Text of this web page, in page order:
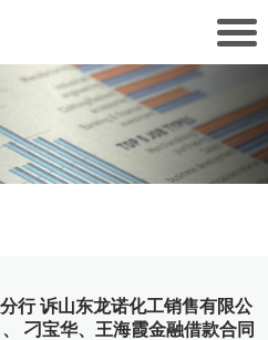
于康桥
文化
党建
行 诉山东龙诺化工销售有限公
刁宝华、王海霞金融借款合同